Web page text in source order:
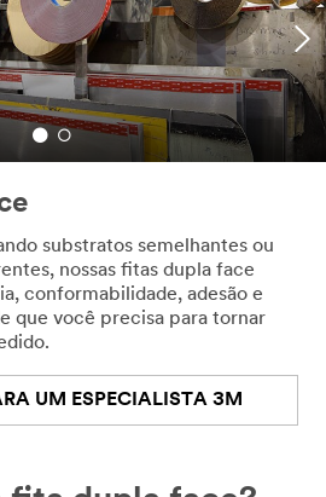
substratos semelhantes ou
nossas fitas dupla face
conformabilidade, adesão e
que você precisa para tornar
UM ESPECIALISTA 3M